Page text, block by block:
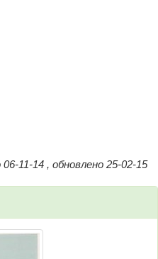
11-14 , обновлено 25-02-15